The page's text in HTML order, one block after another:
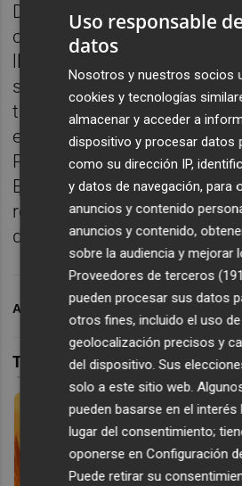
Después de su paso por
comenzó un viaje
su carrera en Turquía, Rusia
trayectoria ha ido
en la EuroLeague Women
Pack (10,3 puntos y 3,5
BB (13,6 puntos y 2,7
recientemente, en 2023,
d’Ascq LM.
ARCHIVADO EN VALENCIA BASKET
Uso responsable
datos
Nosotros y nuestros socios
cookies y tecnologías
almacenar y acceder a
dispositivo y procesar datos
como su dirección IP,
y datos de navegación, para
anuncios y contenido
anuncios y contenido,
sobre la audiencia y mejorar
Proveedores de terceros
pueden procesar sus datos
otros fines, incluido el uso
geolocalización precisos y
del dispositivo. Sus
solo a este sitio web.
pueden basarse en el interés
lugar del consentimiento;
oponerse enConfiguración
Puede retirar su